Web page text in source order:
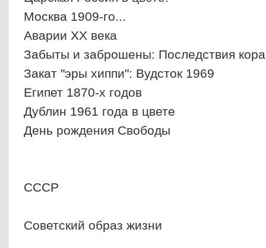
Москва 1909-го...
Аварии ХХ века
Забыты и заброшены: Последствия
Закат "эры хиппи": Вудсток 1969
Египет 1870-х годов
Дублин 1961 года в цвете
День рождения Свободы
СССР
Советский образ жизни